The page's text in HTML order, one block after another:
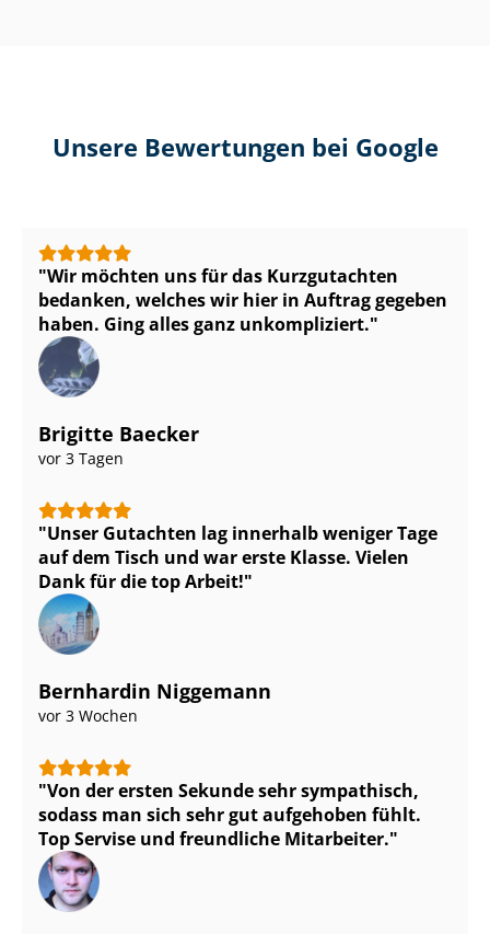
Unsere Bewertungen bei Google
Wir möchten uns für das Kurzgutachten
bedanken, welches wir hier in Auftrag gegeben
haben. Ging alles ganz unkompliziert.
Brigitte Baecker
vor 3 Tagen
Unser Gutachten lag innerhalb weniger Tage
auf dem Tisch und war erste Klasse. Vielen
Dank für die top Arbeit!
Bernhardin Niggemann
vor 3 Wochen
Von der ersten Sekunde sehr sympathisch,
sodass man sich sehr gut aufgehoben fühlt.
Top Servise und freundliche Mitarbeiter.